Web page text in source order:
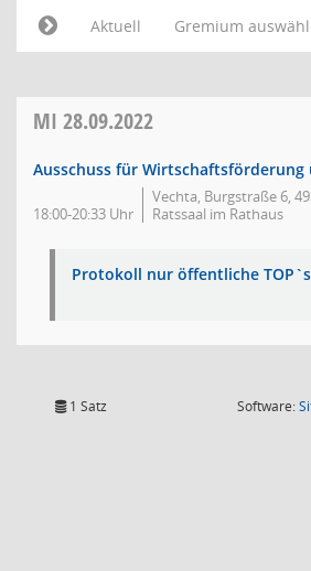
Aktuell
Gremium
MI 28.09.2022
Ausschuss für Wirtschaftsförderung
18:00-20:33 Uhr
Vechta, Burgstraße 6,
Ratssaal im Rathaus
Protokoll nur öffentliche TOP`s
1 Satz Software: